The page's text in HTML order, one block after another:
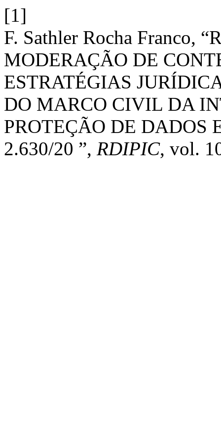
[1]
F. Sathler Rocha Franco,
MODERAÇÃO DE
ESTRATÉGIAS
DO MARCO CIVIL DA
PROTEÇÃO DE DADOS
2.630/20 ”, RDIPIC, vol.